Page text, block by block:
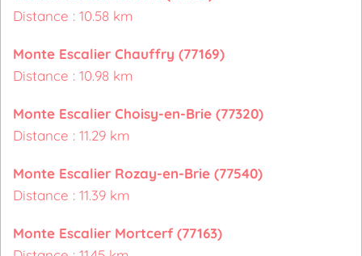
Distance : 10.58 km
Monte Escalier Chauffry (77169)
Distance : 10.98 km
Monte Escalier Choisy-en-Brie (77320)
Distance : 11.29 km
Monte Escalier Rozay-en-Brie (77540)
Distance : 11.39 km
Monte Escalier Mortcerf (77163)